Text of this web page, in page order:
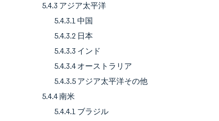
5.4.3 アジア太平洋
5.4.3.1 中国
5.4.3.2 日本
5.4.3.3 インド
5.4.3.4 オーストラリア
5.4.3.5 アジア太平洋その他
5.4.4 南米
5.4.4.1 ブラジル